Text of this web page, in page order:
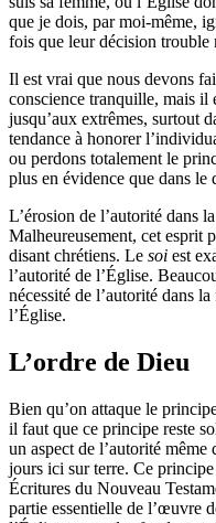
que je dois, par moi-même,
fois que leur décision trouble
Il est vrai que nous devons
conscience tranquille, mais il
jusqu’aux extrêmes, surtout
tendance à honorer
ou perdons totalement le
plus en évidence que dans le
L’érosion de l’autorité dans
Malheureusement, cet esprit
disant chrétiens. Le soi est
l’autorité de l’Église.
nécessité de l’autorité dans
l’Église.
L’ordre de Dieu
Bien qu’on attaque le
il faut que ce principe reste
un aspect de l’autorité
jours ici sur terre. Ce principe
Écritures du Nouveau
partie essentielle de l’œuvre